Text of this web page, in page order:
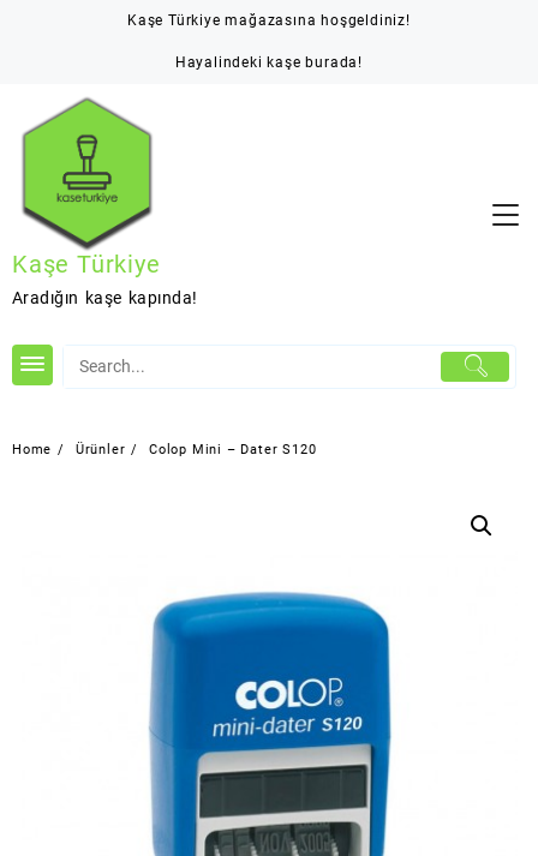
Kaşe Türkiye mağazasına hoşgeldiniz!
Hayalindeki kaşe burada!
Kaşe Türkiye
Aradığın kaşe kapında!
Home Ürünler Colop Mini – Dater S120